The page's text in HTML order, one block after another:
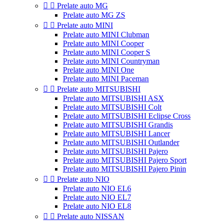
  Prelate auto MG
Prelate auto MG ZS
  Prelate auto MINI
Prelate auto MINI Clubman
Prelate auto MINI Cooper
Prelate auto MINI Cooper S
Prelate auto MINI Countryman
Prelate auto MINI One
Prelate auto MINI Paceman
  Prelate auto MITSUBISHI
Prelate auto MITSUBISHI ASX
Prelate auto MITSUBISHI Colt
Prelate auto MITSUBISHI Eclipse Cross
Prelate auto MITSUBISHI Grandis
Prelate auto MITSUBISHI Lancer
Prelate auto MITSUBISHI Outlander
Prelate auto MITSUBISHI Pajero
Prelate auto MITSUBISHI Pajero Sport
Prelate auto MITSUBISHI Pajero Pinin
  Prelate auto NIO
Prelate auto NIO EL6
Prelate auto NIO EL7
Prelate auto NIO EL8
  Prelate auto NISSAN